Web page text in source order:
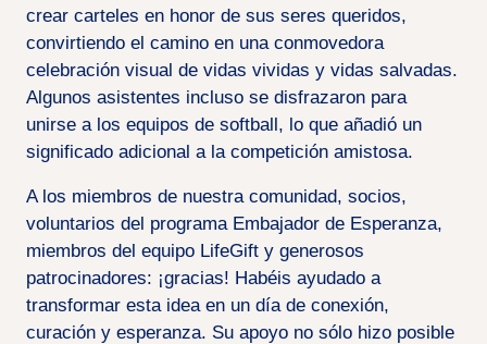
crear carteles en honor de sus seres queridos,
convirtiendo el camino en una conmovedora
celebración visual de vidas vividas y vidas salvadas.
Algunos asistentes incluso se disfrazaron para
unirse a los equipos de softball, lo que añadió un
significado adicional a la competición amistosa.
A los miembros de nuestra comunidad, socios,
voluntarios del programa Embajador de Esperanza,
miembros del equipo LifeGift y generosos
patrocinadores: ¡gracias! Habéis ayudado a
transformar esta idea en un día de conexión,
curación y esperanza. Su apoyo no sólo hizo posible